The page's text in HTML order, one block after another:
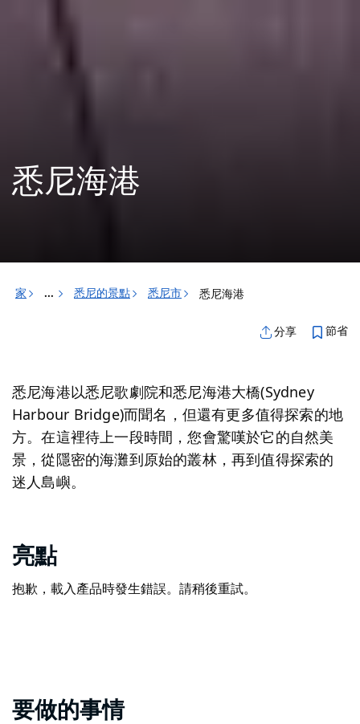
悉尼海港
家 ... 悉尼的景點 悉尼市 悉尼海港
分享 節省
悉尼海港以悉尼歌劇院和悉尼海港大橋(Sydney
Harbour Bridge)而聞名，但還有更多值得探索的地
方。在這裡待上一段時間，您會驚嘆於它的自然美
景，從隱密的海灘到原始的叢林，再到值得探索的
迷人島嶼。
亮點
抱歉，載入產品時發生錯誤。請稍後重試。
要做的事情